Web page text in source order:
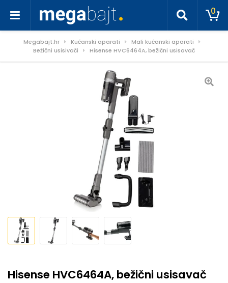
0
Megabajt.hr Kućanski aparati
Mali kućanski aparati
Bežični usisivači
Hisense HVC6464A, bežični usisavač
Hisense HVC6464A, bežični usisavač